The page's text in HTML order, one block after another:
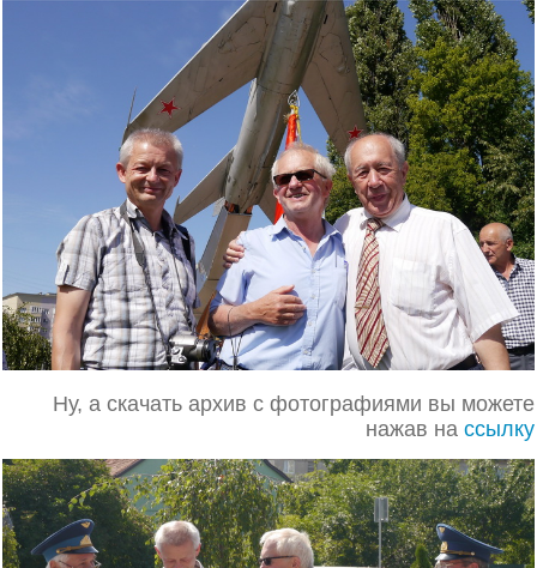
Ну, а скачать архив с фотографиями вы можете
нажав на ссылку